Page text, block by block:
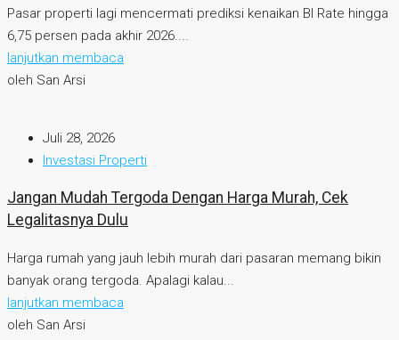
Pasar properti lagi mencermati prediksi kenaikan BI Rate hingga
6,75 persen pada akhir 2026....
lanjutkan membaca
oleh San Arsi
Juli 28, 2026
Investasi Properti
Jangan Mudah Tergoda Dengan Harga Murah, Cek
Legalitasnya Dulu
Harga rumah yang jauh lebih murah dari pasaran memang bikin
banyak orang tergoda. Apalagi kalau...
lanjutkan membaca
oleh San Arsi